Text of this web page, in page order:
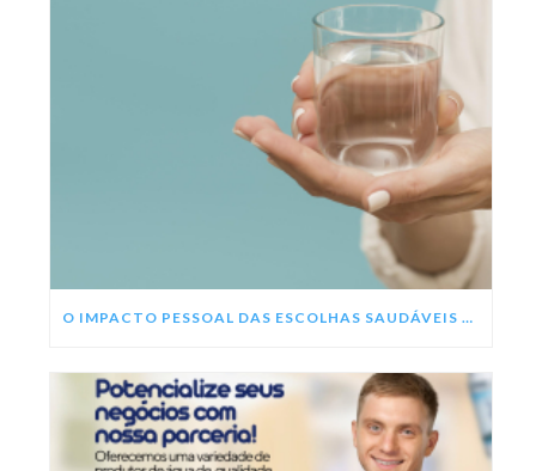
O IMPACTO PESSOAL DAS ESCOLHAS SAUDÁVEIS NESSE ANO